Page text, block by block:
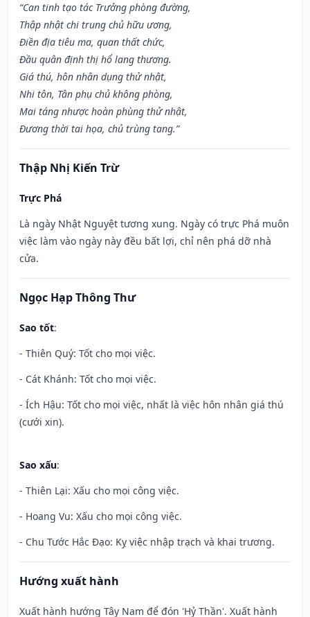
“Can tinh tạo tác Trưởng phòng đường,
Thập nhật chi trung chủ hữu ương,
Điền địa tiêu ma, quan thất chức,
Đầu quân định thị hổ lang thương.
Giá thú, hôn nhân dụng thử nhật,
Nhi tôn, Tân phụ chủ không phòng,
Mai táng nhược hoàn phùng thử nhật,
Đương thời tai họa, chủ trùng tang.”
Thập Nhị Kiến Trừ
Trực Phá
Là ngày Nhật Nguyệt tương xung. Ngày có trực Phá muôn
việc làm vào ngày này đều bất lợi, chỉ nên phá dỡ nhà
cửa.
Ngọc Hạp Thông Thư
Sao tốt:
- Thiên Quý: Tốt cho mọi việc.
- Cát Khánh: Tốt cho mọi việc.
- Ích Hậu: Tốt cho mọi việc, nhất là việc hôn nhân giá thú
(cưới xin).
Sao xấu:
- Thiên Lại: Xấu cho mọi công việc.
- Hoang Vu: Xấu cho mọi công việc.
- Chu Tước Hắc Đạo: Kỵ việc nhập trạch và khai trương.
Hướng xuất hành
Xuất hành hướng Tây Nam để đón 'Hỷ Thần'. Xuất hành